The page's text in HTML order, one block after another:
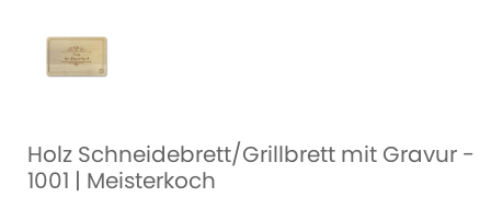
Holz Schneidebrett/Grillbrett mit Gravur -
1001 | Meisterkoch